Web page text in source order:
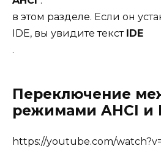
в этом разделе. Если он
IDE, вы увидите текст IDE
.
Переключение
режимами AHCI и
https://youtube.com/